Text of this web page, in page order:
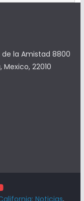
la Amistad 8800
Mexico, 22010
Noticias.